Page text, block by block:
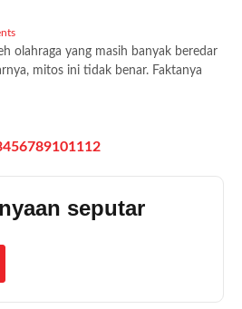
olahraga yang masih banyak beredar
mitos ini tidak benar. Faktanya
456789101112
seputar